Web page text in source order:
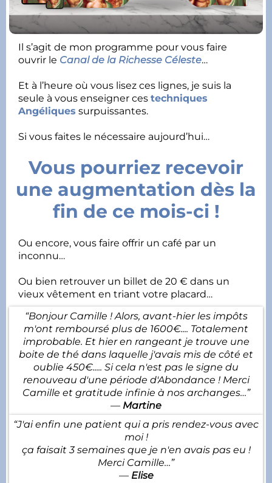
Il s’agit de mon programme pour vous faire
ouvrir le Canal de la Richesse Céleste…
Et à l’heure où vous lisez ces lignes, je suis la
seule à vous enseigner ces techniques
Angéliques surpuissantes.
Si vous faites le nécessaire aujourd’hui…
Vous pourriez recevoir
une augmentation dès la
fin de ce mois-ci !
Ou encore, vous faire offrir un café par un
inconnu…
Ou bien retrouver un billet de 20 € dans un
vieux vêtement en triant votre placard…
“Bonjour Camille ! Alors, avant-hier les impôts
m'ont remboursé plus de 1600€.... Totalement
improbable. Et hier en rangeant je trouve une
boite de thé dans laquelle j'avais mis de côté et
oublie 450€..... Si cela n'est pas le signe du
renouveau d'une période d'Abondance ! Merci
Camille et gratitude infinie à nos archanges…”
— Martine
“J'ai enfin une patient qui a pris rendez-vous avec
moi !
ça faisait 3 semaines que je n'en avais pas eu !
Merci Camille…”
— Elise